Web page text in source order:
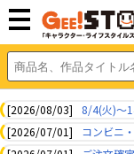
[2026/08/03]
8/4(火)～
[2026/07/01]
コンビニ